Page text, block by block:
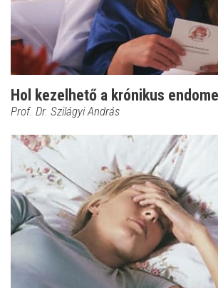
Hol kezelhető a krónikus
Prof. Dr. Szilágyi András